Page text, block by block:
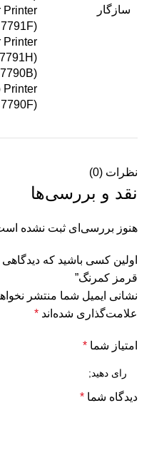
سازگار
Printer
Printer
Printer
نظرات (0)
نقد و بررسی‌ها
هنوز بررسی‌ای ثبت نشده
قرمز کمرنگ”
نشانی ایمیل شما منتشر
علامت‌گذاری شده‌اند *
امتیاز شما *
دیدگاه شما *